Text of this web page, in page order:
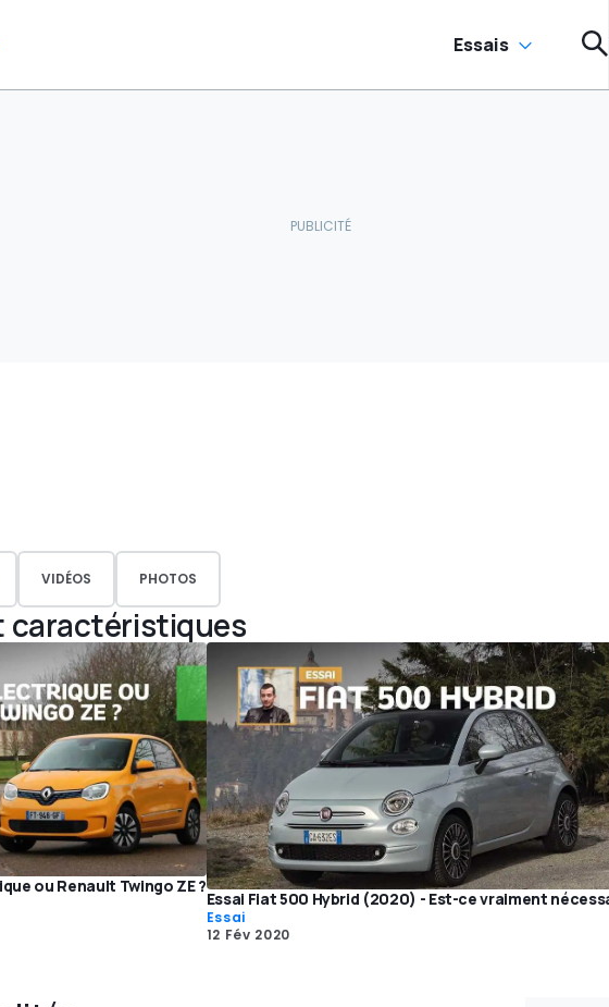
Essais
VIDÉOS PHOTOS
caractéristiques
ou Renault Twingo ZE ?
Essai Fiat 500 Hybrid (2020) - Est-ce vraiment
Essai
12 Fév 2020